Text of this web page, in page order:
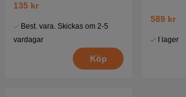
135 kr
Best. vara. Skickas om 2-5
vardagar
Köp
589 kr
I lager